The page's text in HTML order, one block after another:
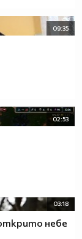
09:35
02:53
03:18
небе